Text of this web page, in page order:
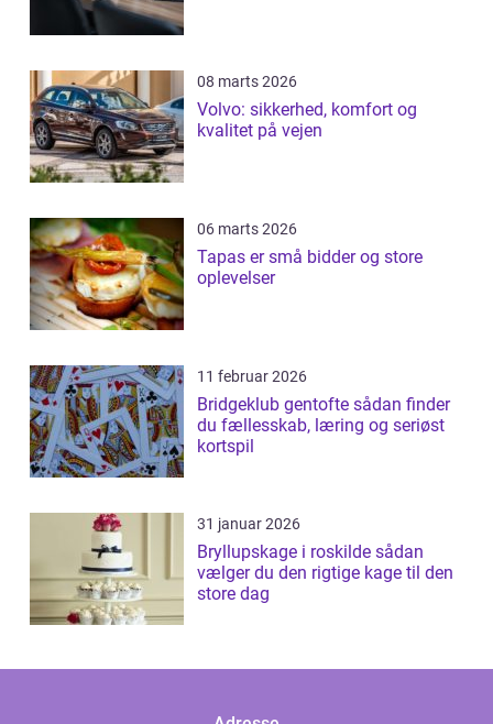
08 marts 2026
Volvo: sikkerhed, komfort og
kvalitet på vejen
06 marts 2026
Tapas er små bidder og store
oplevelser
11 februar 2026
Bridgeklub gentofte sådan finder
du fællesskab, læring og seriøst
kortspil
31 januar 2026
Bryllupskage i roskilde sådan
vælger du den rigtige kage til den
store dag